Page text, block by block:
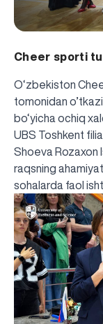
Cheer sporti
O‘zbekiston
tomonidan
bo‘yicha ochiq
UBS Toshkent
Shoeva Rozaxon
raqsning
sohalarda faol